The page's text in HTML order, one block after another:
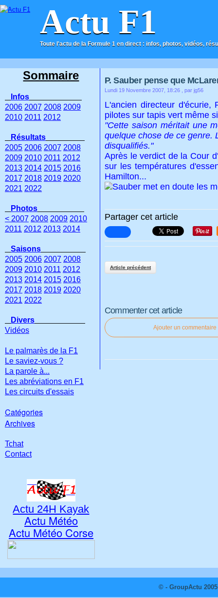
Actu F1
Toute l'actu de la Formule 1 en direct : infos, photos, vidéos,
ACCUEIL CONTACT
P. Sauber pense que
Lundi 19 Novembre 2007, 18:26 , par jg56
L'ancien directeur d'écurie,
pilotes sur tapis vert même
"Cette saison méritait une
quelque chose de ce genre.
disqualifiés."
Après le verdict de la Cour
sur les températures
Hamilton...
Partager cet article
Article précédent
Commenter cet article
Ajouter un commentaire
Sommaire
Infos
2006 2007 2008 2009
2010 2011 2012
Résultats
2005 2006 2007 2008
2009 2010 2011 2012
2013 2014 2015 2016
2017 2018 2019 2020
2021 2022
Photos
< 2007 2008 2009 2010
2011 2012 2013 2014
Saisons
2005 2006 2007 2008
2009 2010 2011 2012
2013 2014 2015 2016
2017 2018 2019 2020
2021 2022
Divers
Vidéos
Le palmarès de la F1
Le saviez-vous ?
La parole à...
Les abréviations en F1
Les circuits d'essais
Catégories
Archives
Tchat
Contact
Actu 24H Kayak
Actu Météo
Actu Météo Corse
© - GroupActu